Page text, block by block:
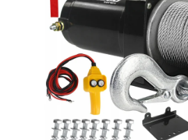
hvězdiček.